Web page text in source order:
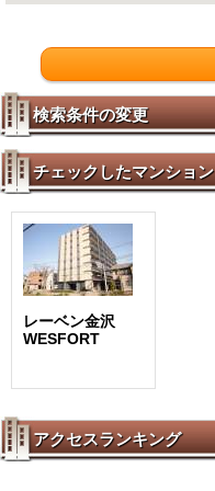
検索条件の変更
チェックしたマンション
レーベン金沢
WESFORT
アクセスランキング